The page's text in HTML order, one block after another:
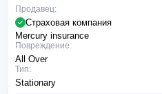
Продавец:
Страховая компания
Mercury insurance
Повреждение:
All Over
Тип:
Stationary